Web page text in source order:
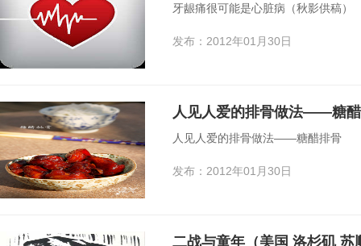
牙龈痛很可能是心脏病（秋影供稿）
发布：2012年01月30日
人见人爱的排骨做法——糖
人见人爱的排骨做法——糖醋排骨
发布：2012年01月30日
二战与童年（美国 洛杉矶 苏